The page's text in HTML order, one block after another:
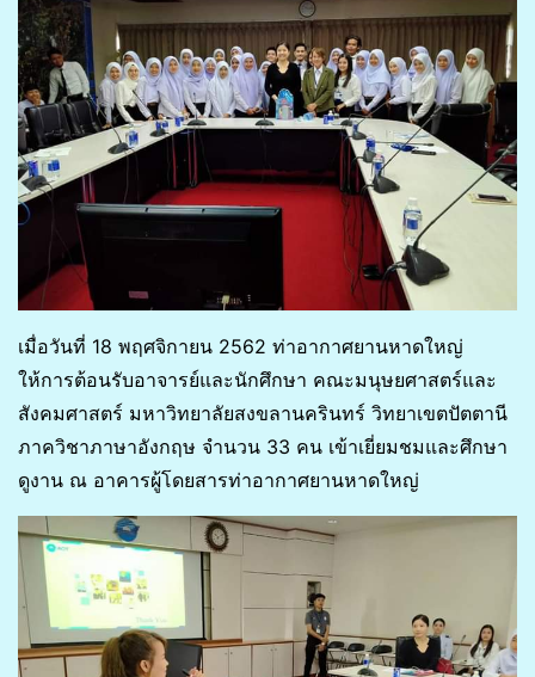
เมื่อวันที่ 18 พฤศจิกายน 2562 ท่าอากาศยานหาดใหญ่
ให้การต้อนรับอาจารย์และนักศึกษา คณะมนุษยศาสตร์และ
สังคมศาสตร์ มหาวิทยาลัยสงขลานครินทร์ วิทยาเขตปัตตานี
ภาควิชาภาษาอังกฤษ จำนวน 33 คน เข้าเยี่ยมชมและศึกษา
ดูงาน ณ อาคารผู้โดยสารท่าอากาศยานหาดใหญ่